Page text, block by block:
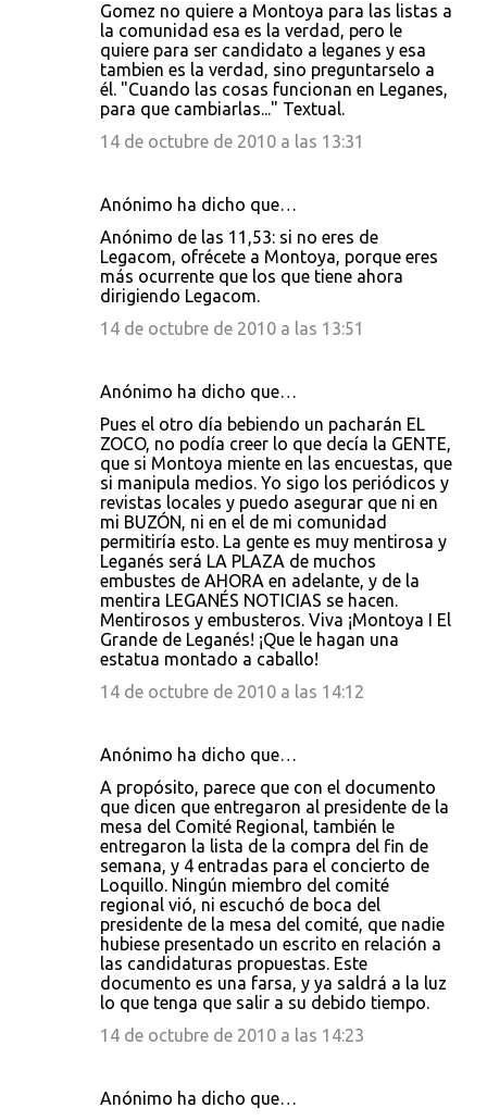
Gomez no quiere a Montoya para las listas a
la comunidad esa es la verdad, pero le
quiere para ser candidato a leganes y esa
tambien es la verdad, sino preguntarselo a
él. "Cuando las cosas funcionan en Leganes,
para que cambiarlas..." Textual.
14 de octubre de 2010 a las 13:31
Anónimo ha dicho que…
Anónimo de las 11,53: si no eres de
Legacom, ofrécete a Montoya, porque eres
más ocurrente que los que tiene ahora
dirigiendo Legacom.
14 de octubre de 2010 a las 13:51
Anónimo ha dicho que…
Pues el otro día bebiendo un pacharán EL
ZOCO, no podía creer lo que decía la GENTE,
que si Montoya miente en las encuestas, que
si manipula medios. Yo sigo los periódicos y
revistas locales y puedo asegurar que ni en
mi BUZÓN, ni en el de mi comunidad
permitiría esto. La gente es muy mentirosa y
Leganés será LA PLAZA de muchos
embustes de AHORA en adelante, y de la
mentira LEGANÉS NOTICIAS se hacen.
Mentirosos y embusteros. Viva ¡Montoya I El
Grande de Leganés! ¡Que le hagan una
estatua montado a caballo!
14 de octubre de 2010 a las 14:12
Anónimo ha dicho que…
A propósito, parece que con el documento
que dicen que entregaron al presidente de la
mesa del Comité Regional, también le
entregaron la lista de la compra del fin de
semana, y 4 entradas para el concierto de
Loquillo. Ningún miembro del comité
regional vió, ni escuchó de boca del
presidente de la mesa del comité, que nadie
hubiese presentado un escrito en relación a
las candidaturas propuestas. Este
documento es una farsa, y ya saldrá a la luz
lo que tenga que salir a su debido tiempo.
14 de octubre de 2010 a las 14:23
Anónimo ha dicho que…